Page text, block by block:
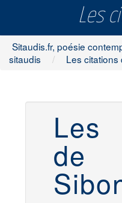
Célébrations
Les
Sitaudis.fr, poésie
sitaudis
/ Les citations
Les
de